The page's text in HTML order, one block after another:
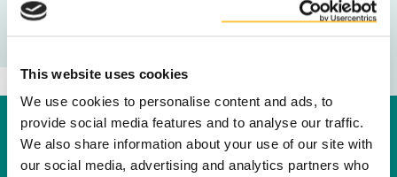
This website uses cookies
We use cookies to personalise content and ads, to
provide social media features and to analyse our traffic.
We also share information about your use of our site with
our social media, advertising and analytics partners who
Kategóriák
Duynie
A Duynie vezető szerepet tölt be abban, hogy új